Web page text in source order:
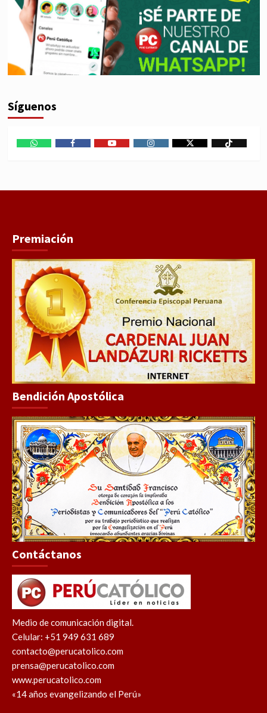
Síguenos
Premiación
Bendición Apostólica
Contáctanos
Medio de comunicación digital.
Celular: +51 949 631 689
contacto@perucatolico.com
prensa@perucatolico.com
www.perucatolico.com
«14 años evangelizando el Perú»